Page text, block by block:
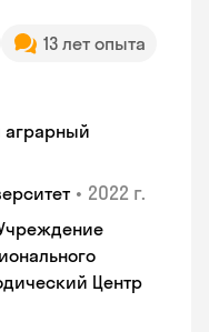
13 лет опыта
аграрный
• 2022 г.
Центр